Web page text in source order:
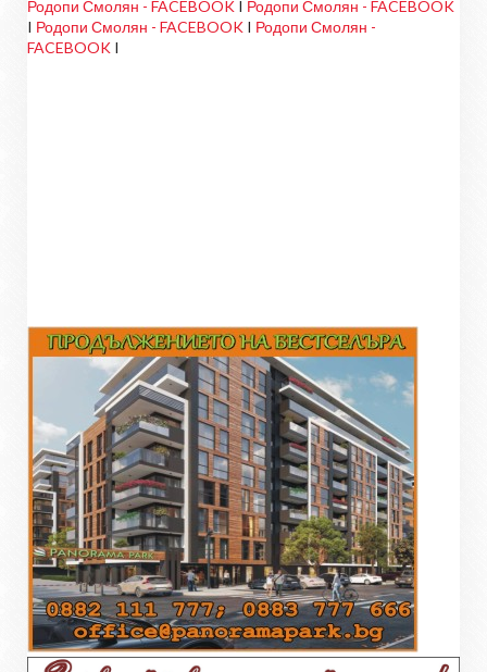
Родопи Смолян - FACEBOOK I Родопи Смолян - FACEBOOK
I Родопи Смолян - FACEBOOK I Родопи Смолян -
FACEBOOK I